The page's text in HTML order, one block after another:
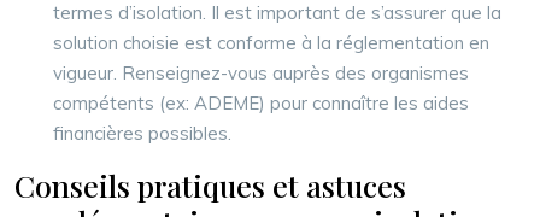
termes d’isolation. Il est important de s’assurer que la
solution choisie est conforme à la réglementation en
vigueur. Renseignez-vous auprès des organismes
compétents (ex: ADEME) pour connaître les aides
financières possibles.
Conseils pratiques et astuces